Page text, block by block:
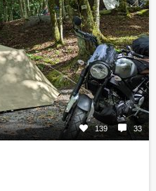
139 33